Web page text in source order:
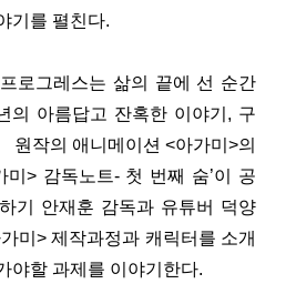
기를 펼친다.
로그레스는 삶의 끝에 선 순간
의 아름답고 잔혹한 이야기, 구
원작의 애니메이션 <아가미>의
미> 감독노트- 첫 번째 숨’이 공
기 안재훈 감독과 유튜버 덕양
미> 제작과정과 캐릭터를 소개
야할 과제를 이야기한다.